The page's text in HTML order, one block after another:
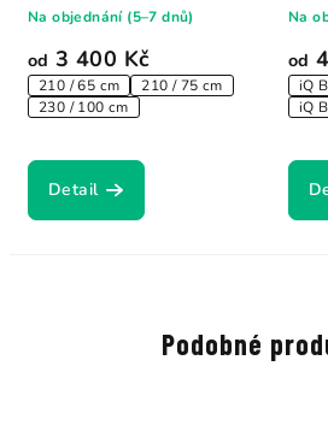
od 3 400 Kč
210 / 65 cm
210 / 75 cm
230 / 100 cm
Na objednání (5–7 dnů)
Detail
od
iQ
iQ
Na
Podobné